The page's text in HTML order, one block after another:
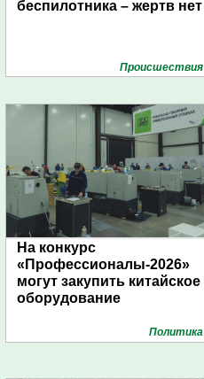
беспилотника – жертв нет
Проиcшествия
На конкурс
«Профессионалы-2026»
могут закупить китайское
оборудование
Политика